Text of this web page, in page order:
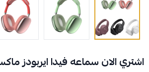
اشتري الان سماعه فيدا ايربودز